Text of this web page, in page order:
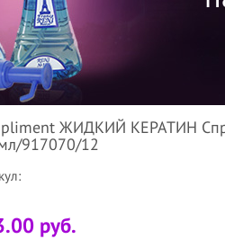
ЖИДКИЙ КЕРАТИН
917070/12
руб.